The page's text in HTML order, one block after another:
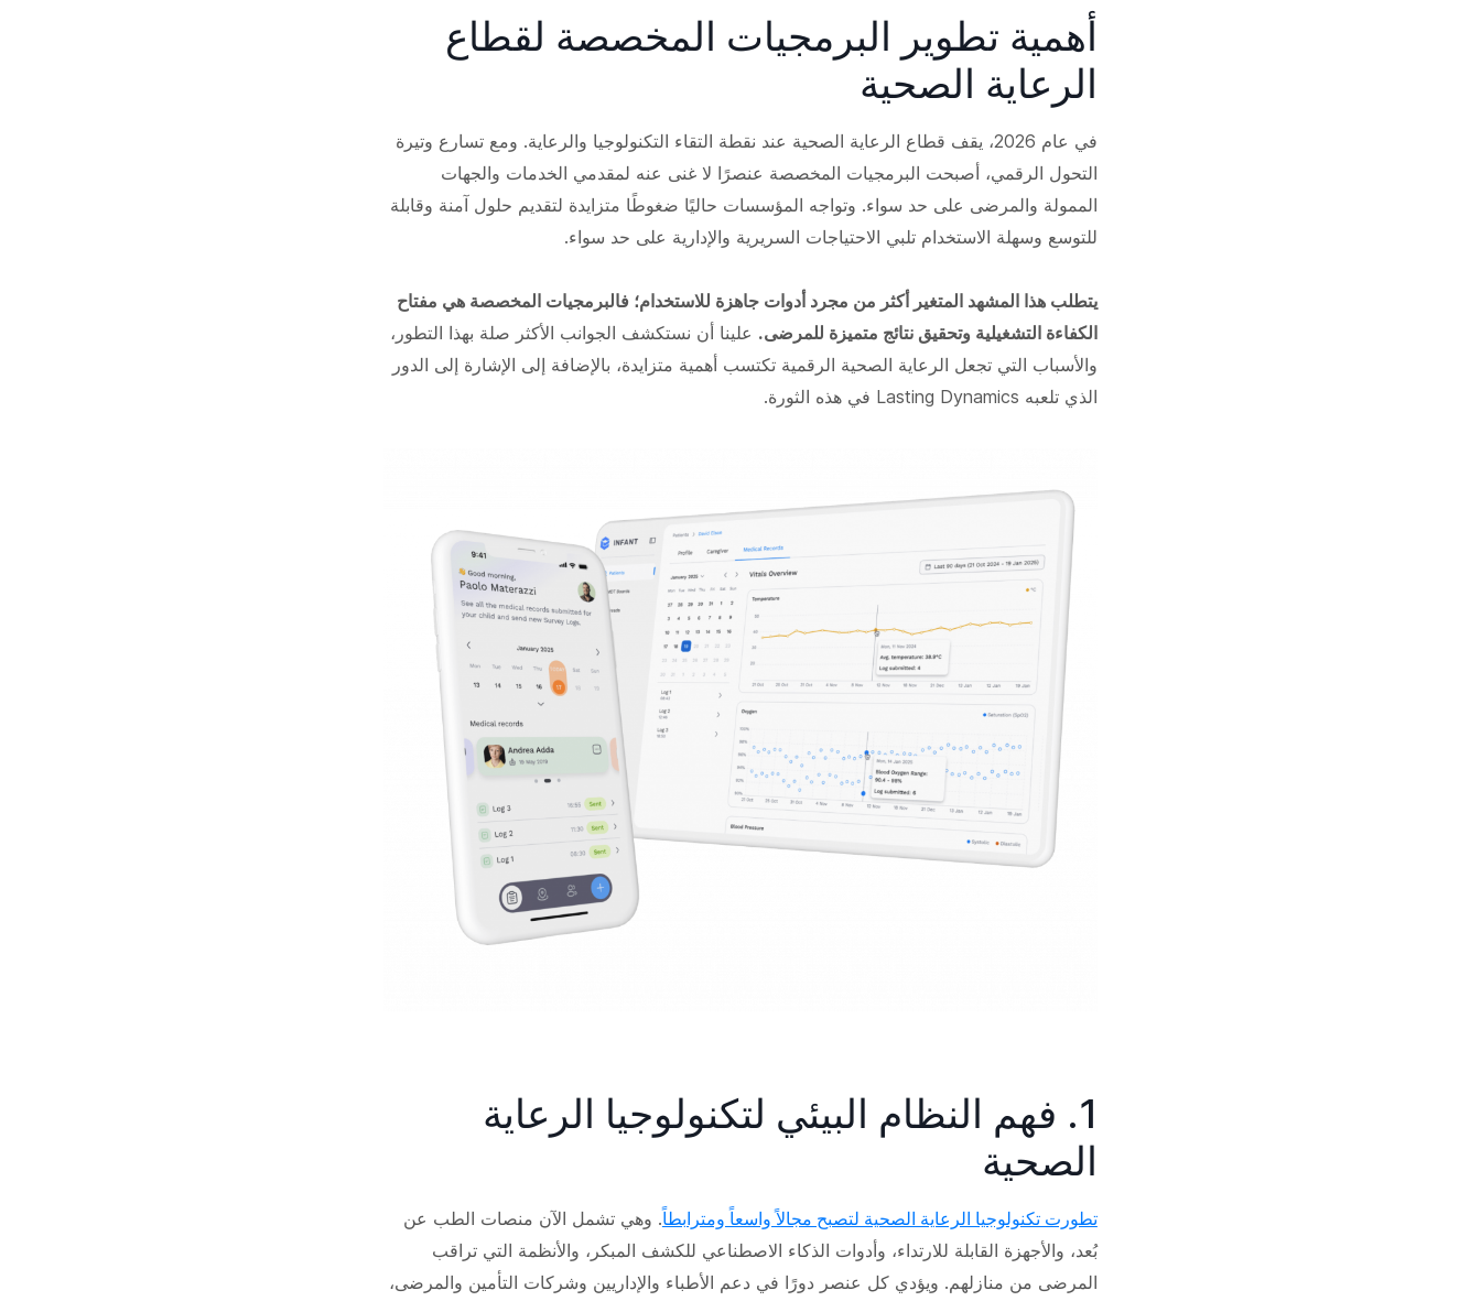
أهمية تطوير البرمجيات المخصصة لقطاع
الرعاية الصحية
في عام 2026، يقف قطاع الرعاية الصحية عند نقطة التقاء التكنولوجيا والرعاية. ومع تسارع وتيرة
التحول الرقمي، أصبحت البرمجيات المخصصة عنصرًا لا غنى عنه لمقدمي الخدمات والجهات
الممولة والمرضى على حد سواء. وتواجه المؤسسات حاليًا ضغوطًا متزايدة لتقديم حلول آمنة وقابلة
للتوسع وسهلة الاستخدام تلبي الاحتياجات السريرية والإدارية على حد سواء.
يتطلب هذا المشهد المتغير أكثر من مجرد أدوات جاهزة للاستخدام؛ فالبرمجيات المخصصة هي مفتاح
الكفاءة التشغيلية وتحقيق نتائج متميزة للمرضى. علينا أن نستكشف الجوانب الأكثر صلة بهذا التطور،
والأسباب التي تجعل الرعاية الصحية الرقمية تكتسب أهمية متزايدة، بالإضافة إلى الإشارة إلى الدور
الذي تلعبه Lasting Dynamics في هذه الثورة.
1. فهم النظام البيئي لتكنولوجيا الرعاية
الصحية
تطورت تكنولوجيا الرعاية الصحية لتصبح مجالاً واسعاً ومترابطاً. وهي تشمل الآن منصات الطب عن
بُعد، والأجهزة القابلة للارتداء، وأدوات الذكاء الاصطناعي للكشف المبكر، والأنظمة التي تراقب
المرضى من منازلهم. ويؤدي كل عنصر دورًا في دعم الأطباء والإداريين وشركات التأمين والمرضى،